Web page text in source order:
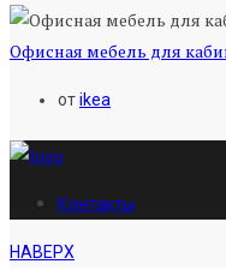
Офисная мебель для
отikea
Контакты
НАВЕРХ